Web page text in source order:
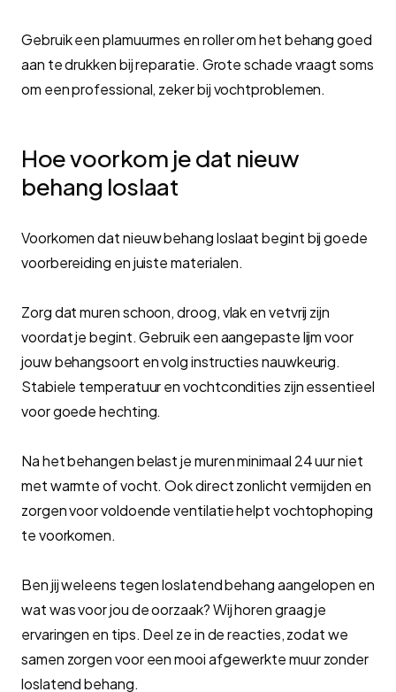
Gebruik een plamuurmes en roller om het behang goed
aan te drukken bij reparatie. Grote schade vraagt soms
om een professional, zeker bij vochtproblemen.
Hoe voorkom je dat nieuw
behang loslaat
Voorkomen dat nieuw behang loslaat begint bij goede
voorbereiding en juiste materialen.
Zorg dat muren schoon, droog, vlak en vetvrij zijn
voordat je begint. Gebruik een aangepaste lijm voor
jouw behangsoort en volg instructies nauwkeurig.
Stabiele temperatuur en vochtcondities zijn essentieel
voor goede hechting.
Na het behangen belast je muren minimaal 24 uur niet
met warmte of vocht. Ook direct zonlicht vermijden en
zorgen voor voldoende ventilatie helpt vochtophoping
te voorkomen.
Ben jij weleens tegen loslatend behang aangelopen en
wat was voor jou de oorzaak? Wij horen graag je
ervaringen en tips. Deel ze in de reacties, zodat we
samen zorgen voor een mooi afgewerkte muur zonder
loslatend behang.